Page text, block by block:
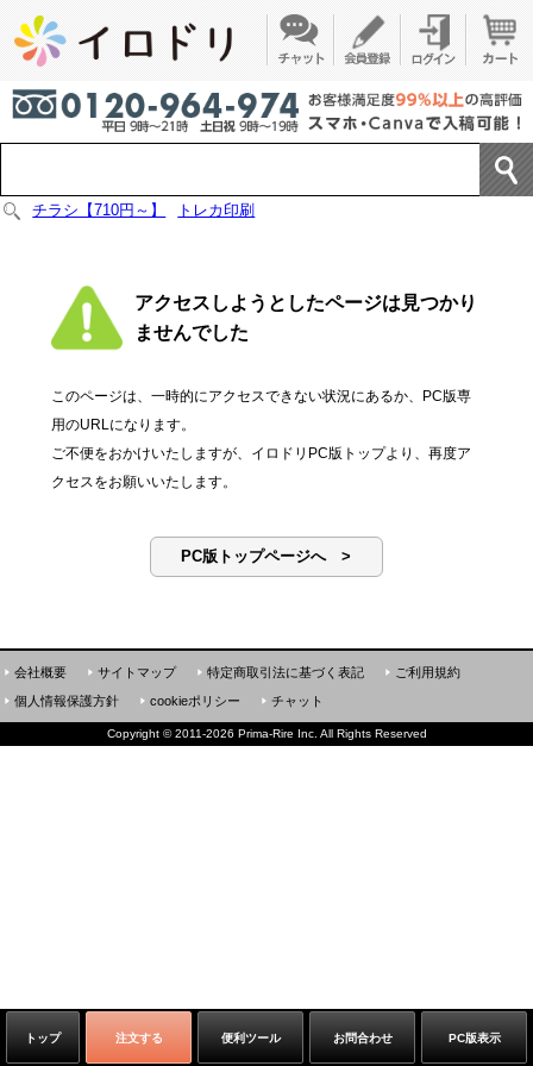
チラシ【710円～】 トレカ印刷
アクセスしようとしたページは見つかり
ませんでした
このページは、一時的にアクセスできない状況にあるか、PC版専
用のURLになります。
ご不便をおかけいたしますが、イロドリPC版トップより、再度ア
クセスをお願いいたします。
PC版トップページへ >
トップ 注文する 便利ツール お問合わせ PC版表示
会社概要 サイトマップ 特定商取引法に基づく表記
ご利用規約
個人情報保護方針
cookieポリシー チャット
Copyright ©2011-2026 Prima-Rire Inc. All Rights Reserved